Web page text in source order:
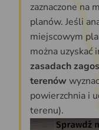
zaznaczone na
planów. Jeśli
miejscowym
można uzyskać
zasadach
terenów
powierzchnia i
terenu).